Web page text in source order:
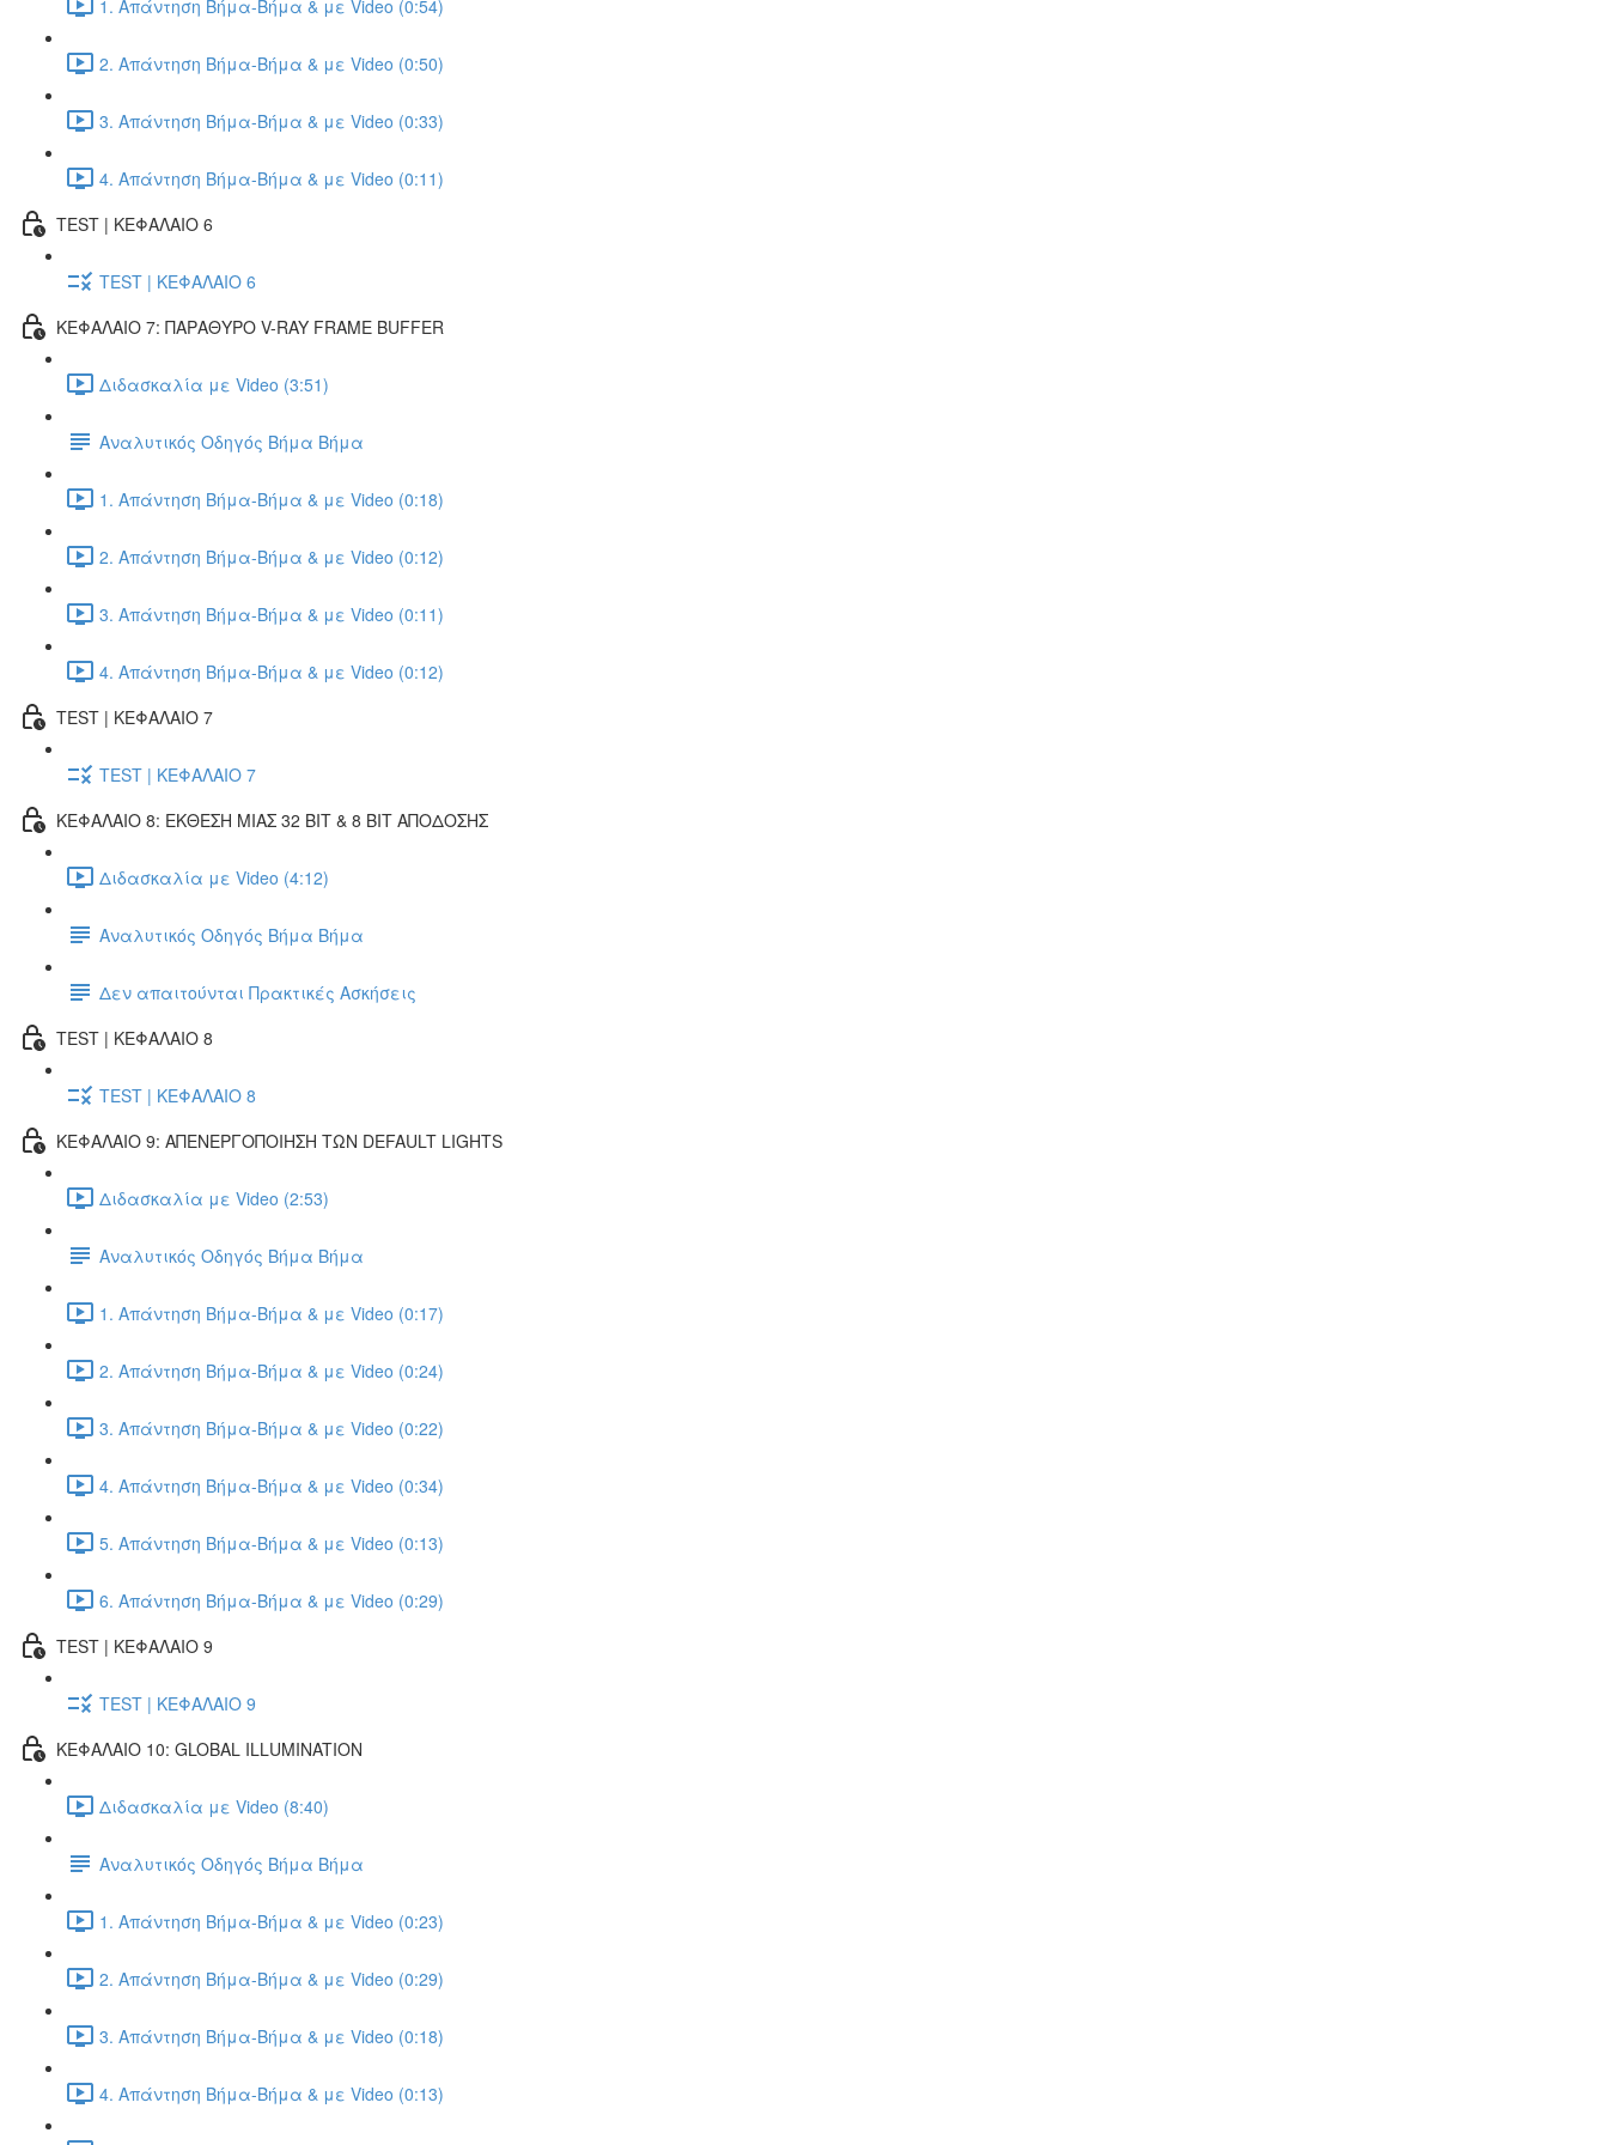
1. Απάντηση Βήμα-Βήμα & με Video (0:54)
2. Απάντηση Βήμα-Βήμα & με Video (0:50)
3. Απάντηση Βήμα-Βήμα & με Video (0:33)
4. Απάντηση Βήμα-Βήμα & με Video (0:11)
TEST | ΚΕΦΑΛΑΙΟ 6
TEST | ΚΕΦΑΛΑΙΟ 6
ΚΕΦΑΛΑΙΟ 7: ΠΑΡΑΘΥΡΟ V-RAY FRAME BUFFER
Διδασκαλία με Video (3:51)
Αναλυτικός Οδηγός Βήμα Βήμα
1. Απάντηση Βήμα-Βήμα & με Video (0:18)
2. Απάντηση Βήμα-Βήμα & με Video (0:12)
3. Απάντηση Βήμα-Βήμα & με Video (0:11)
4. Απάντηση Βήμα-Βήμα & με Video (0:12)
TEST | ΚΕΦΑΛΑΙΟ 7
TEST | ΚΕΦΑΛΑΙΟ 7
ΚΕΦΑΛΑΙΟ 8: ΕΚΘΕΣΗ ΜΙΑΣ 32 BIT & 8 BIT ΑΠΟΔΟΣΗΣ
Διδασκαλία με Video (4:12)
Αναλυτικός Οδηγός Βήμα Βήμα
Δεν απαιτούνται Πρακτικές Ασκήσεις
TEST | ΚΕΦΑΛΑΙΟ 8
TEST | ΚΕΦΑΛΑΙΟ 8
ΚΕΦΑΛΑΙΟ 9: ΑΠΕΝΕΡΓΟΠΟΙΗΣΗ ΤΩΝ DEFAULT LIGHTS
Διδασκαλία με Video (2:53)
Αναλυτικός Οδηγός Βήμα Βήμα
1. Απάντηση Βήμα-Βήμα & με Video (0:17)
2. Απάντηση Βήμα-Βήμα & με Video (0:24)
3. Απάντηση Βήμα-Βήμα & με Video (0:22)
4. Απάντηση Βήμα-Βήμα & με Video (0:34)
5. Απάντηση Βήμα-Βήμα & με Video (0:13)
6. Απάντηση Βήμα-Βήμα & με Video (0:29)
TEST | ΚΕΦΑΛΑΙΟ 9
TEST | ΚΕΦΑΛΑΙΟ 9
ΚΕΦΑΛΑΙΟ 10: GLOBAL ILLUMINATION
Διδασκαλία με Video (8:40)
Αναλυτικός Οδηγός Βήμα Βήμα
1. Απάντηση Βήμα-Βήμα & με Video (0:23)
2. Απάντηση Βήμα-Βήμα & με Video (0:29)
3. Απάντηση Βήμα-Βήμα & με Video (0:18)
4. Απάντηση Βήμα-Βήμα & με Video (0:13)